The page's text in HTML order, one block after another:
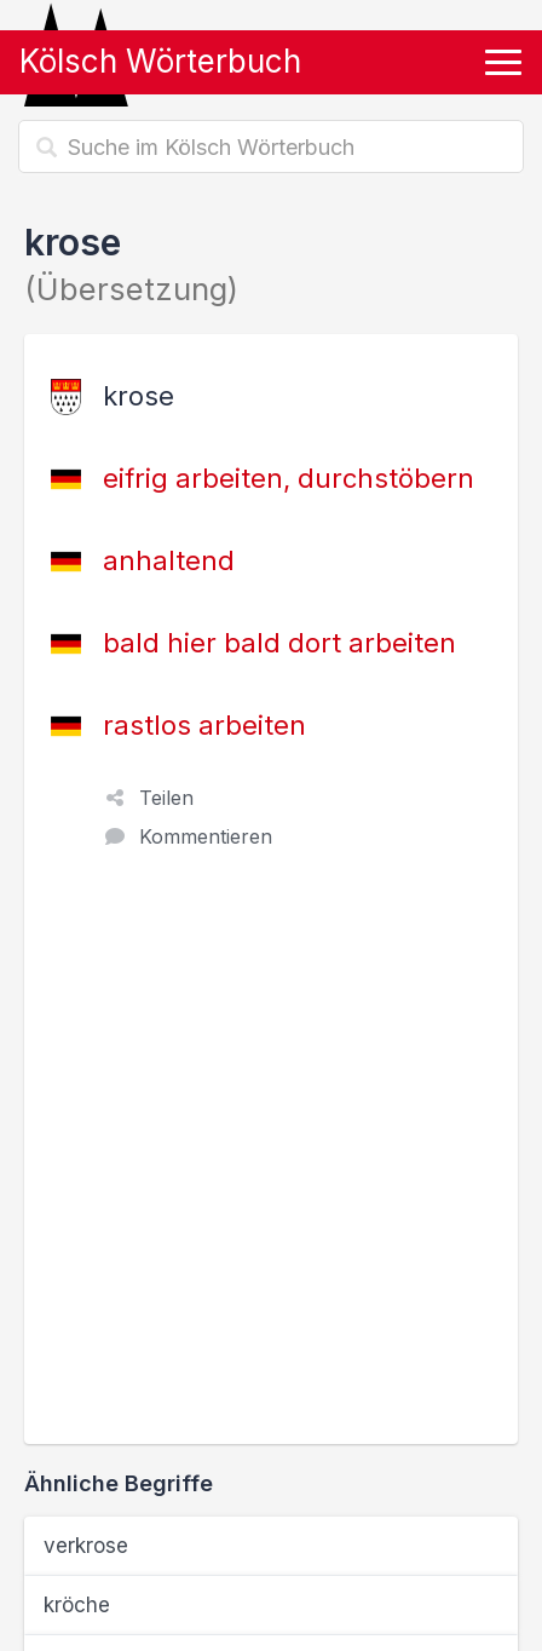
Kölsch Wörterbuch
krose
(Übersetzung)
krose
eifrig arbeiten, durchstöbern
anhaltend
bald hier bald dort arbeiten
rastlos arbeiten
Teilen
Kommentieren
Ähnliche Begriffe
verkrose
kröche